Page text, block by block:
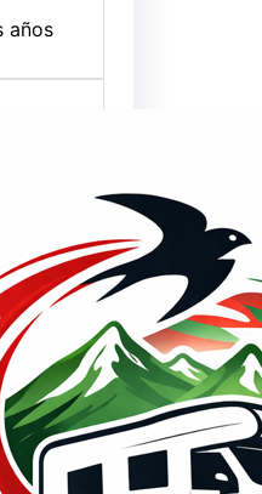
años